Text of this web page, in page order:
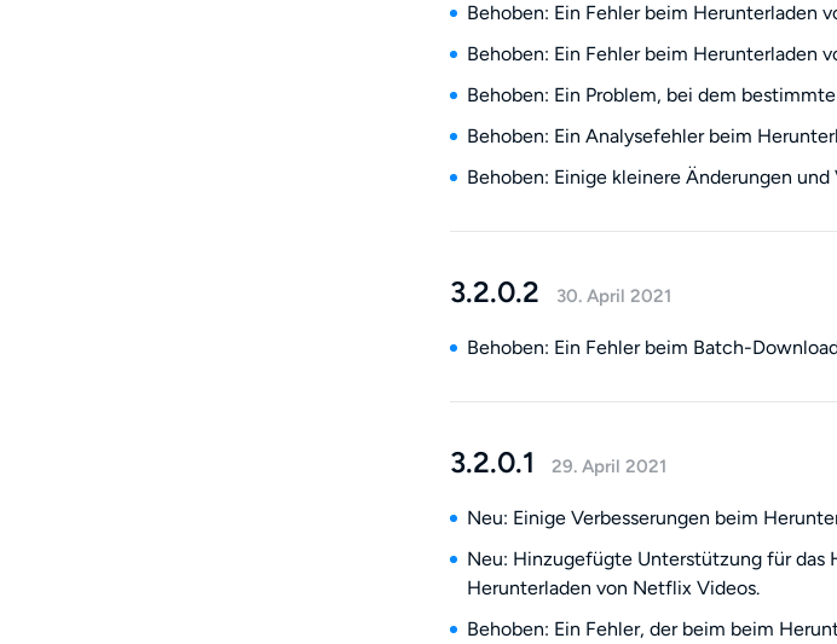
Behoben: Ein Fehler beim Herunterladen
Behoben: Ein Fehler beim Herunterladen
Behoben: Ein Problem, bei dem
Behoben: Ein Analysefehler beim
Behoben: Einige kleinere Änderungen und
3.2.0.2 30. April 2021
Behoben: Ein Fehler beim Batch-
3.2.0.1 29. April 2021
Neu: Einige Verbesserungen beim
Neu: Hinzugefügte Unterstützung für das
Herunterladen von Netflix Videos.
Behoben: Ein Fehler, der beim beim